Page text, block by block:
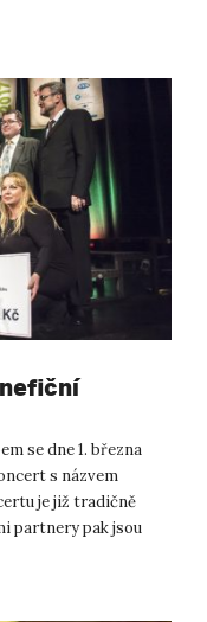
se dne 1. března
s názvem
je již tradičně
partnery pak jsou